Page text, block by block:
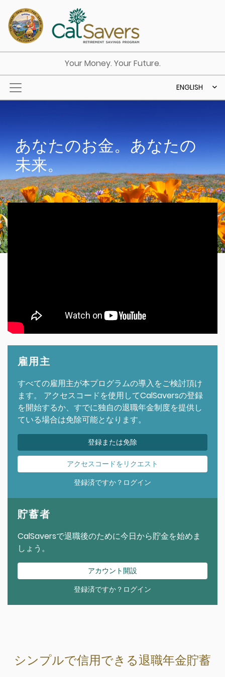
Skip to main content
Your Money. Your Future.
ENGLISH
あなたのお金。あなたの
未来。
雇用主
すべての雇用主が本プログラムの導入をご検討頂け
ます。 アクセスコードを使用してCalSaversの登録
を開始するか、すでに独自の退職年金制度を提供し
ている場合は免除可能となります。
登録または免除
アクセスコードをリクエスト
登録済ですか？ログイン
貯蓄者
CalSaversで退職後のために今日から貯金を始めま
しょう。
アカウント開設
登録済ですか？ログイン
シンプルで信用できる退職年金貯蓄